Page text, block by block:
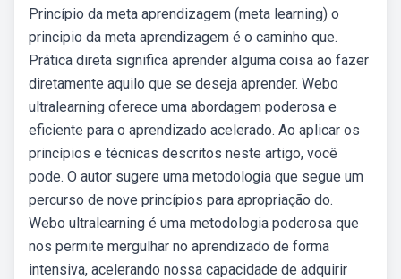
Princípio da meta aprendizagem (meta learning) o
principio da meta aprendizagem é o caminho que.
Prática direta significa aprender alguma coisa ao fazer
diretamente aquilo que se deseja aprender. Webo
ultralearning oferece uma abordagem poderosa e
eficiente para o aprendizado acelerado. Ao aplicar os
princípios e técnicas descritos neste artigo, você
pode. O autor sugere uma metodologia que segue um
percurso de nove princípios para apropriação do.
Webo ultralearning é uma metodologia poderosa que
nos permite mergulhar no aprendizado de forma
intensiva, acelerando nossa capacidade de adquirir